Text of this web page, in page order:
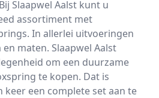
Slaapwel Aalst kunt u
assortiment met
In allerlei uitvoeringen
maten. Slaapwel Aalst
om een duurzame
te kopen. Dat is
keer een complete set aan te